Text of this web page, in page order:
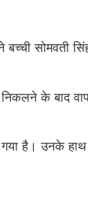
सोमवती
निकलने के बाद
है। उनके